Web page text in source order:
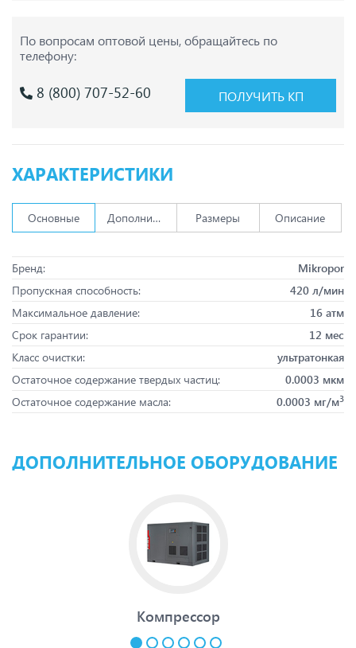
По вопросам оптовой цены,обращайтесь по
телефону:
8 (800) 707-52-60 ПОЛУЧИТЬ КП
ХАРАКТЕРИСТИКИ
Основные Дополнительно Размеры Описание
Бренд:
Mikropor
Пропускная способность:
420 л/мин
Максимальное давление:
16 атм
Срок гарантии:
12 мес
Класс очистки:
ультратонкая
Остаточное содержание твердых частиц:
0.0003 мкм
Остаточное содержание масла:
0.0003 мг/м3
ДОПОЛНИТЕЛЬНОЕ ОБОРУДОВАНИЕ
Компрессор